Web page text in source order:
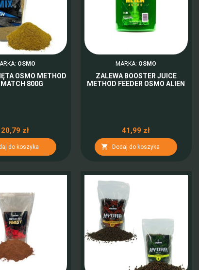
OSMO
OSMO METHOD
800G
20,79 zł
do koszyka
MARKA: OSMO
ZALEWA BOOSTER JUICE
METHOD FEEDER OSMO ALIEN
41,99 zł
 Dodaj do koszyka